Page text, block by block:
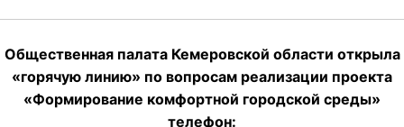
Общественная палата Кемеровской области открыла
«горячую линию» по вопросам реализации проекта
«Формирование комфортной городской среды»
телефон: